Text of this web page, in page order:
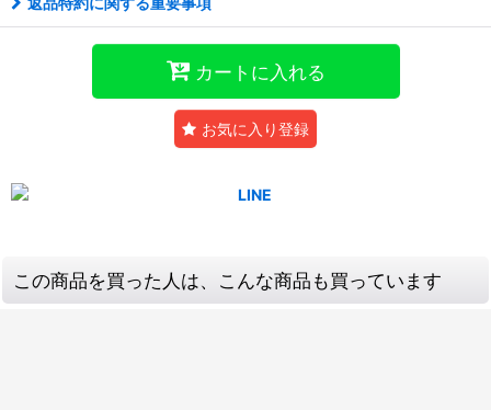
カートに入れる
お気に入り登録
この商品を買った人は、こんな商品も買っています